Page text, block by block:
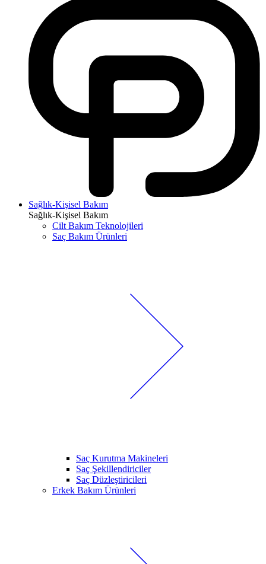
Sağlık-Kişisel Bakım
Sağlık-Kişisel Bakım
Cilt Bakım Teknolojileri
Saç Bakım Ürünleri
Saç Kurutma Makineleri
Saç Şekillendiriciler
Saç Düzleştiricileri
Erkek Bakım Ürünleri